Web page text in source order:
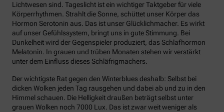
Lichtwesen sind. Tageslicht ist ein wichtiger Taktgeber für viele
Körperrhythmen. Strahlt die Sonne, schüttet unser Körper das
Hormon Serotonin aus. Das ist unser Glücklichmacher. Es wirkt
auf unser Gefühlssystem, bringt uns in gute Stimmung. Bei
Dunkelheit wird der Gegenspieler produziert, das Schlafhormon
Melatonin. In grauen und trüben Monaten stehen wir verstärkt
unter dem Einfluss dieses Schläfrigmachers.
Der wichtigste Rat gegen den Winterblues deshalb: Selbst bei
dicken Wolken jeden Tag rausgehen und dabei ab und zu in den
Himmel schauen. Die Helligkeit draußen beträgt selbst unter
grauen Wolken noch 7000 Lux. Das ist zwar weit weniger als